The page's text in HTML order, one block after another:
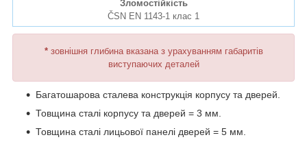
Зломостійкість
ČSN EN 1143-1 клас 1
*зовнішня глибина вказана з урахуванням габаритів
виступаючих деталей
Багатошарова сталева конструкція корпусу та дверей.
Товщина сталі корпусу та дверей = 3 мм.
Товщина сталі лицьової панелі дверей = 5 мм.